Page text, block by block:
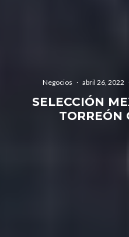
Negocios · abril 26, 2022
SELECCIÓN
TORREÓN